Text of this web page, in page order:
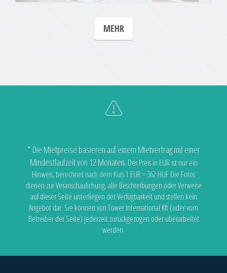
MEHR
* Die Mietpreise basieren auf einem Mietvertrag mit einer
Mindestlaufzeit von 12 Monaten. Der Preis in EUR ist nur ein
Hinweis, berechnet nach dem Kurs 1 EUR = 362 HUFDie Fotos
dienen zur Veranschaulichung, alle Beschreibungen oder Verweise
auf dieser Seite unterliegen der Verfügbarkeitund stellen kein
Angebot dar. Sie können von Tower International Kft (oder vom
Betreiber der Seite) jederzeit zurückgezogen oder überarbeitet
werden.